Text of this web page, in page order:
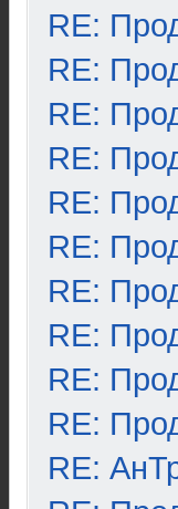
RE:
RE:
RE:
RE:
RE:
RE:
RE:
RE:
RE:
RE:
RE: